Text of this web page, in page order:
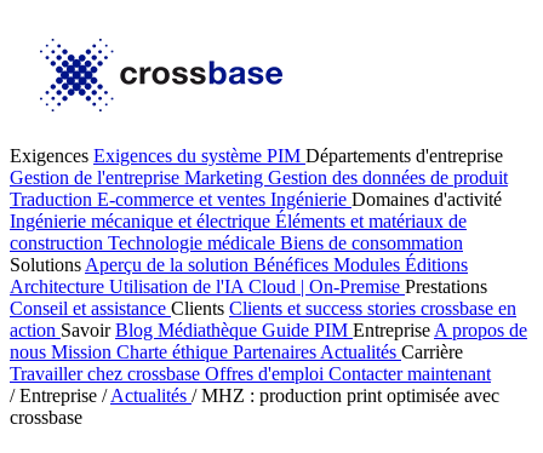
Exigences Exigences du système PIM Départements d'entreprise
Gestion de l'entreprise Marketing Gestion des données de produit
Traduction E-commerce et ventes Ingénierie Domaines d'activité
Ingénierie mécanique et électrique Éléments et matériaux de
construction Technologie médicale Biens de consommation
Solutions Aperçu de la solution Bénéfices Modules Éditions
Architecture Utilisation de l'IA Cloud | On-Premise Prestations
Conseil et assistance Clients Clients et success stories crossbase en
action SavoirBlog Médiathèque Guide PIM Entreprise A propos de
nous Mission Charte éthique Partenaires Actualités Carrière
Travailler chez crossbase Offres d'emploi Contacter maintenant
/ Entreprise / Actualités / MHZ : production print optimisée avec
crossbase